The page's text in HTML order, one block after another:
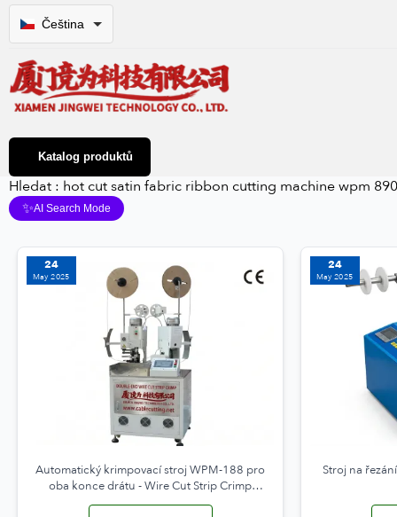
Čeština
Katalog produktů
Hledat : hot cut satin fabric ribbon cutting machine wpm
✨AI Search Mode
24
May 2025
Automatický krimpovací stroj WPM-188 pro
oba konce drátu - Wire Cut Strip Crimp
Machine
24
May 2025
Stroj na